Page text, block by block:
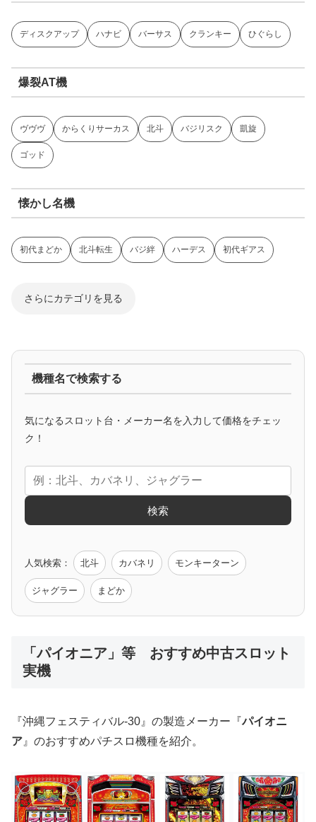
ディスクアップ ハナビ バーサス クランキー ひぐらし
爆裂AT機
ヴヴヴ からくりサーカス 北斗 バジリスク 凱旋
ゴッド
懐かし名機
初代まどか 北斗転生 バジ絆 ハーデス 初代ギアス
さらにカテゴリを見る
アニメタイアップ
エヴァ コードギアス 化物語 炎炎ノ消防隊
モンハン バイオ ペルソナ
値下げ台
機種名で検索する
気になるスロット台・メーカー名を入力して価格をチェッ
ク！
検索
人気検索： 北斗 カバネリ モンキーターン
ジャグラー まどか
「パイオニア」等 おすすめ中古スロット
実機
『沖縄フェスティバル-30』の製造メーカー『パイオニ
ア 』のおすすめパチスロ機種を紹介。